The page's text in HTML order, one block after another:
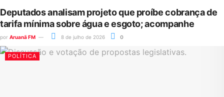
Deputados analisam projeto que proíbe cobrança de
tarifa mínima sobre água e esgoto; acompanhe
por Aruanã FM 8 de julho de 2026 0
POLÍTICA